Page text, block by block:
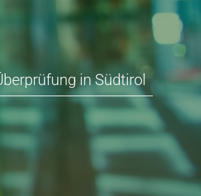
in Südtirol